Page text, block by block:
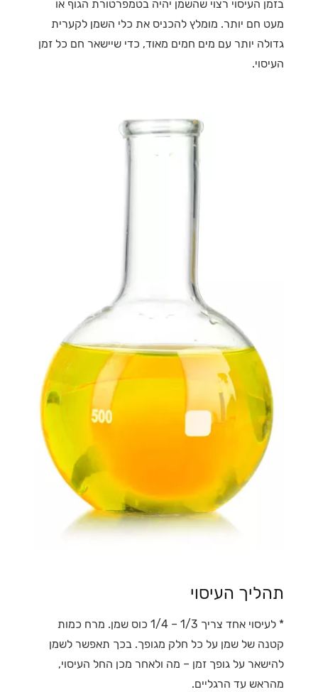
בזמן העיסוי רצוי שהשמן יהיה בטמפרטורת הגוף או
מעט חם יותר. מומלץ להכניס את כלי השמן לקערית
גדולה יותר עם מים חמים מאוד, כדי שיישאר חם כל זמן
העיסוי.
תהליך העיסוי
* לעיסוי אחד צריך 1/3 – 1/4 כוס שמן. מרח כמות
קטנה של שמן על כל חלק מגופך. בכך תאפשר לשמן
להישאר על גופך זמן – מה ולאחר מכן החל העיסוי,
מהראש עד הרגליים.